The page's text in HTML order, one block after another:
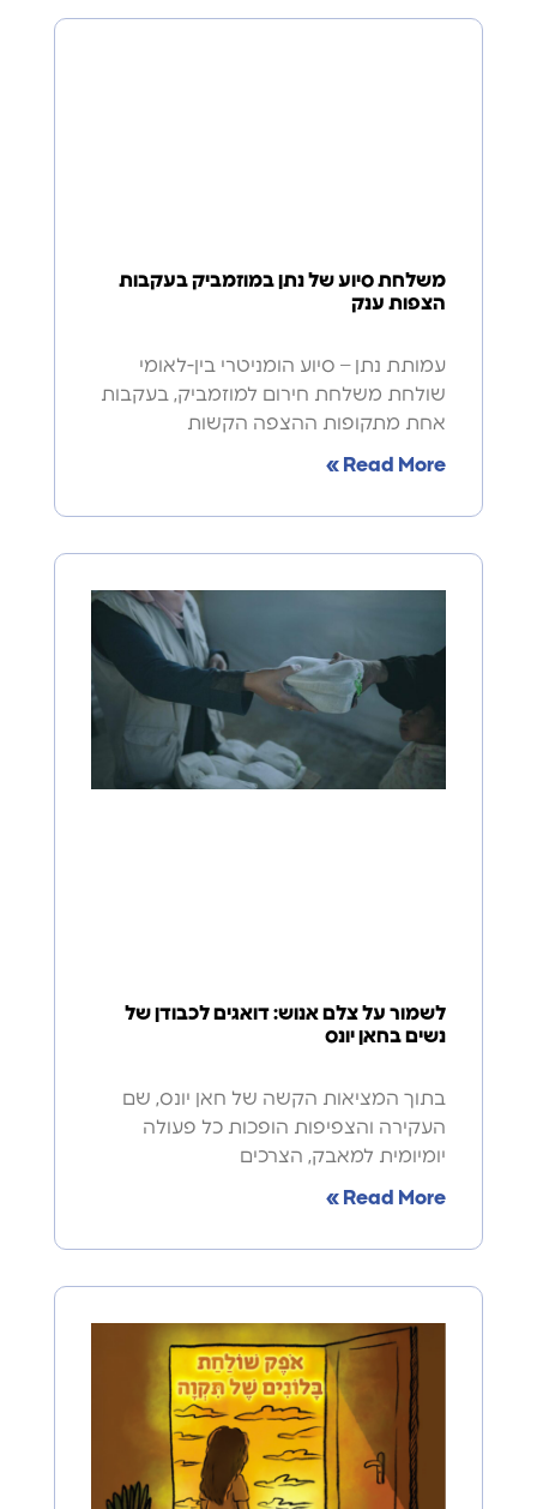
משלחת סיוע של נתן במוזמביק בעקבות
הצפות ענק
עמותת נתן – סיוע הומניטרי בין-לאומי
שולחת משלחת חירום למוזמביק, בעקבות
אחת מתקופות ההצפה הקשות
Read More »
לשמור על צלם אנוש: דואגים לכבודן של
נשים בחאן יונס
בתוך המציאות הקשה של חאן יונס, שם
העקירה והצפיפות הופכות כל פעולה
יומיומית למאבק, הצרכים
Read More »